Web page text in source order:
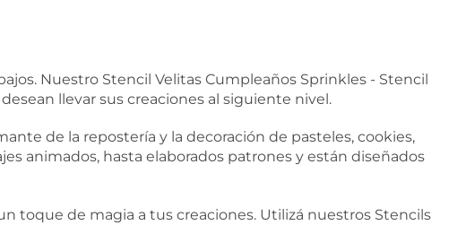
Nuestro Stencil Velitas Cumpleaños Sprinkles - Stencil
llevar sus creaciones al siguiente nivel.
de la repostería y la decoración de pasteles, cookies,
animados, hasta elaborados patrones y están diseñados
toque de magia a tus creaciones. Utilizá nuestros Stencils